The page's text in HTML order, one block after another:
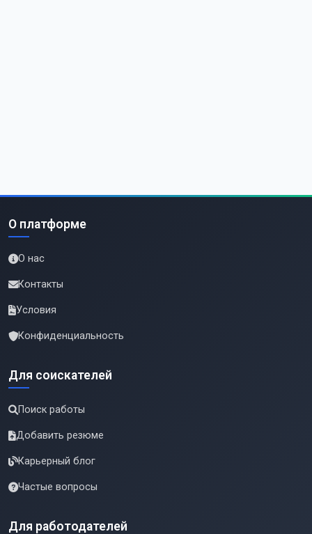
О платформе
О нас
Контакты
Условия
Конфиденциальность
Для соискателей
Поиск работы
Добавить резюме
Карьерный блог
Частые вопросы
Для работодателей